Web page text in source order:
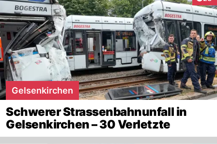
Gelsenkirchen
Schwerer Strassenbahnunfall in
Gelsenkirchen – 30 Verletzte